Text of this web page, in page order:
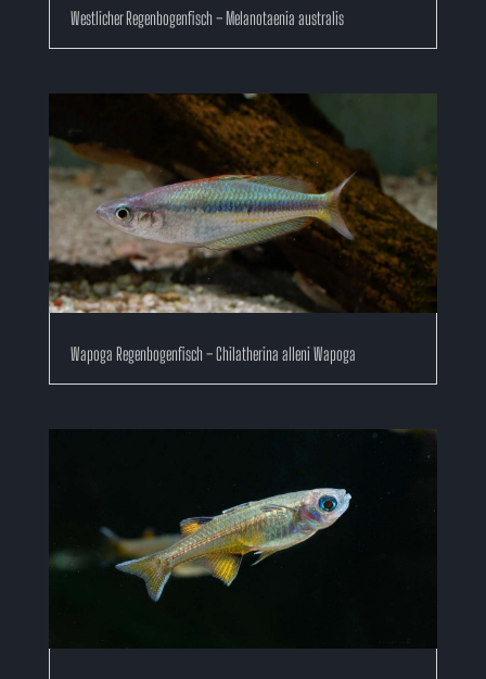
Westlicher Regenbogenfisch – Melanotaenia australis
Wapoga Regenbogenfisch – Chilatherina alleni Wapoga